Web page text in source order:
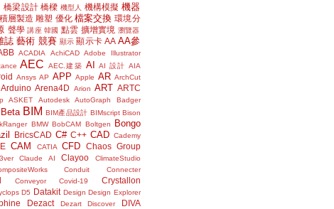
橋梁設計 橋樑 機型人 機構模擬 機器
積層製造 雕塑 優化 檔案交換 環境分
聲學 講座 韓國 點雲 擴增實境 瀏覽器
誌 藝術 競賽 顯示 顯示卡 AA AA參
ACADIA AchiCAD
Adobe Illustrator
AEC AEC.建築 AI AI 設計 AIA
Ansys AP APP Apple AR ArchCut
Arduino Arena4D Arion ART ARTC
ASKET Autodesk AutoGraph
Badger
Beta BIM BIM產品設計 BIMscript Bison
BMW BobCAM Boltgen Bongo
BricsCAD C# C++ CAD Cademy
CAM CATIA CFD Chaos Group
Claude AI Clayoo ClimateStudio
Conduit Connecter
Conveyor Covid-19 Crystallon
D5 Datakit Design Design Explorer
Dezact Dezart Discover DIVA